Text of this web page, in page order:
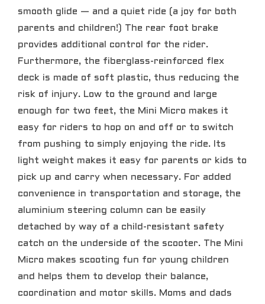
smooth glide — and a quiet ride (a joy for both
parents and children!) The rear foot brake
provides additional control for the rider.
Furthermore, the fiberglass-reinforced flex
deck is made of soft plastic, thus reducing the
risk of injury. Low to the ground and large
enough for two feet, the Mini Micro makes it
easy for riders to hop on and off or to switch
from pushing to simply enjoying the ride. Its
light weight makes it easy for parents or kids to
pick up and carry when necessary. For added
convenience in transportation and storage, the
aluminium steering column can be easily
detached by way of a child-resistant safety
catch on the underside of the scooter. The Mini
Micro makes scooting fun for young children
and helps them to develop their balance,
coordination and motor skills. Moms and dads